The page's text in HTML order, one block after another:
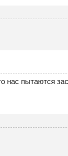
нас пытаются